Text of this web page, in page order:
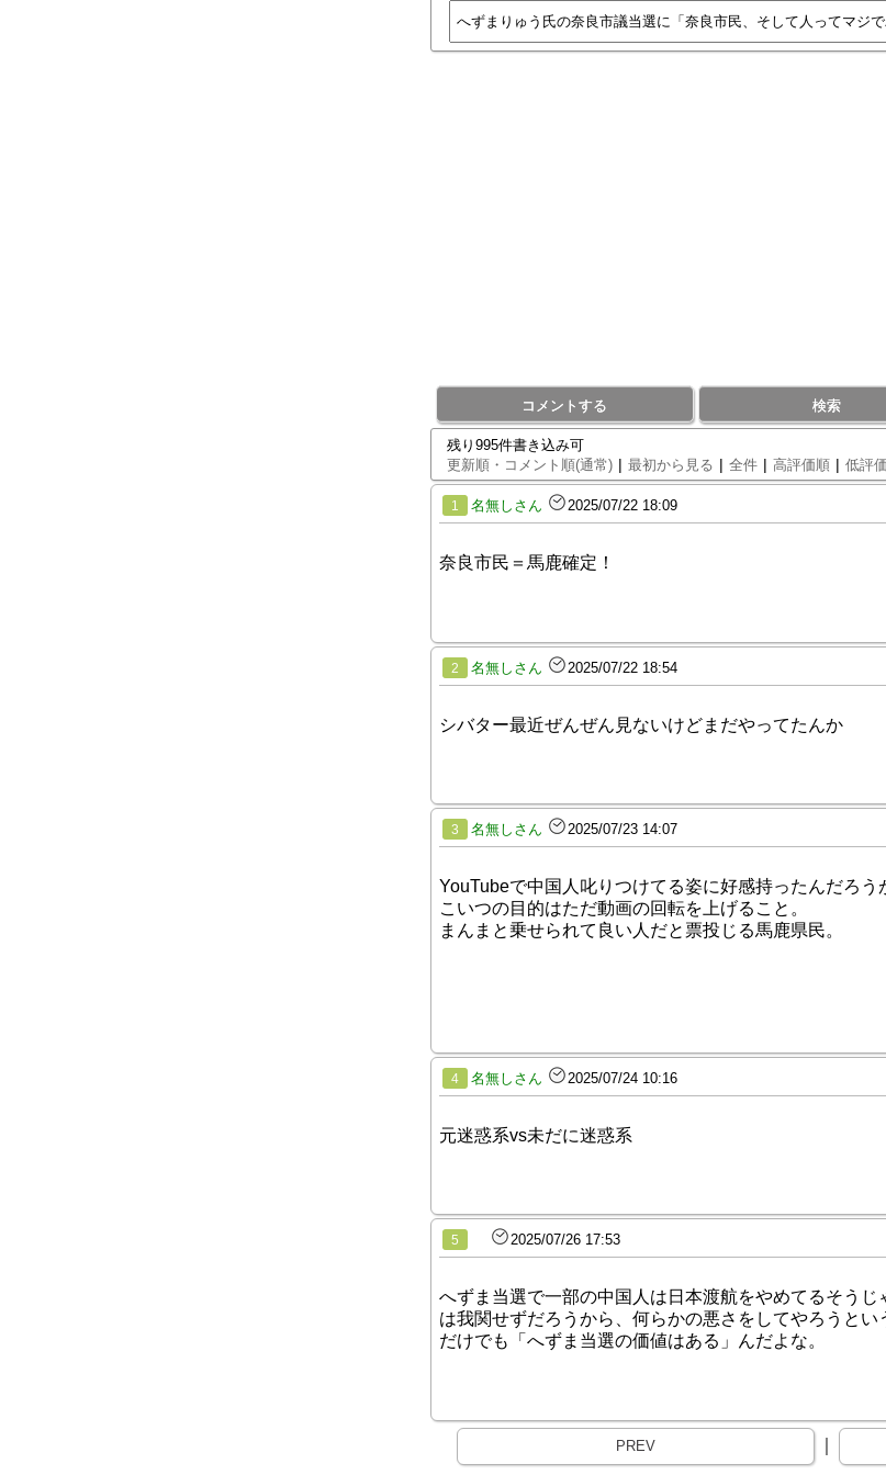
コメントする 検索
残り995件書き込み可
更新順・コメント順(通常) | 最初から見る | 全件 | 高評価順 | 低評
1 名無しさん 2025/07/22 18:09
奈良市民＝馬鹿確定！
2 名無しさん 2025/07/22 18:54
シバター最近ぜんぜん見ないけどまだやってたんか
3 名無しさん 2025/07/23 14:07
YouTubeで中国人叱りつけてる姿に好感持ったんだろう
こいつの目的はただ動画の回転を上げること。
まんまと乗せられて良い人だと票投じる馬鹿県民。
4 名無しさん 2025/07/24 10:16
元迷惑系vs未だに迷惑系
5 2025/07/26 17:53
へずま当選で一部の中国人は日本渡航をやめてるそう
は我関せずだろうから、何らかの悪さをしてやろうと
だけでも「へずま当選の価値はある」んだよな。
PREV